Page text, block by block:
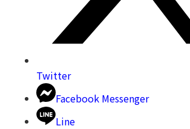
Twitter
Facebook Messenger
Line